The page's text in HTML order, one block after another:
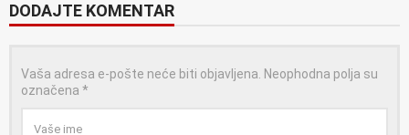
DODAJTE KOMENTAR
Vaša adresa e-pošte neće biti objavljena. Neophodna polja su
označena *